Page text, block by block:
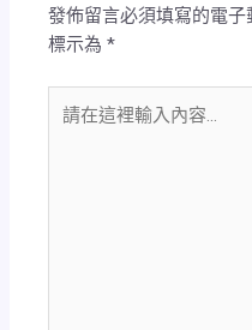
發佈留言必須填寫的電子
標示為*
在